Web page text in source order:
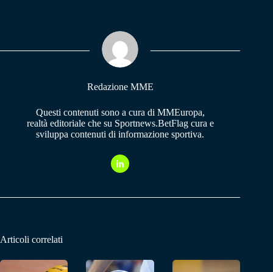
pp m
Redazione MME
Questi contenuti sono a cura di MMEuropa,
realtà editoriale che su Sportnews.BetFlag cura e
sviluppa contenuti di informazione sportiva.
Articoli correlati